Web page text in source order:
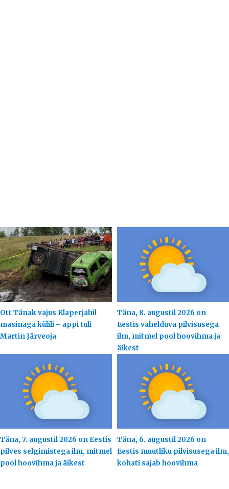
Ott Tänak vajus Klaperjahil
masinaga külili – appi tuli
Martin Järveoja
Täna, 8. augustil 2026 on
Eestis vahelduva pilvisusega
ilm, mitmel pool hoovihma ja
äikest
Täna, 7. augustil 2026 on Eestis
pilves selgimistega ilm, mitmel
pool hoovihma ja äikest
Täna, 6. augustil 2026 on
Eestis muutliku pilvisusega ilm,
kohati sajab hoovihma